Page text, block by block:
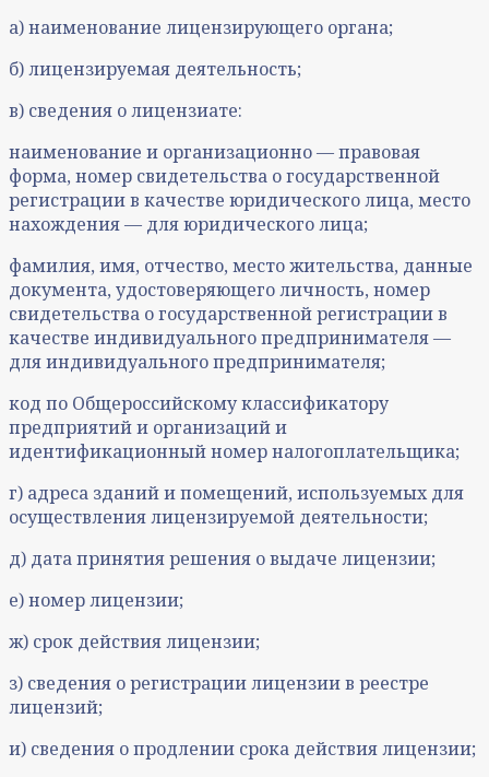
а) наименование лицензирующего органа;
б) лицензируемая деятельность;
в) сведения о лицензиате:
наименование и организационно — правовая
форма, номер свидетельства о государственной
регистрации в качестве юридического лица, место
нахождения — для юридического лица;
фамилия, имя, отчество, место жительства, данные
документа, удостоверяющего личность, номер
свидетельства о государственной регистрации в
качестве индивидуального предпринимателя —
для индивидуального предпринимателя;
код по Общероссийскому классификатору
предприятий и организаций и
идентификационный номер налогоплательщика;
г) адреса зданий и помещений, используемых для
осуществления лицензируемой деятельности;
д) дата принятия решения о выдаче лицензии;
е) номер лицензии;
ж) срок действия лицензии;
з) сведения о регистрации лицензии в реестре
лицензий;
и) сведения о продлении срока действия лицензии;